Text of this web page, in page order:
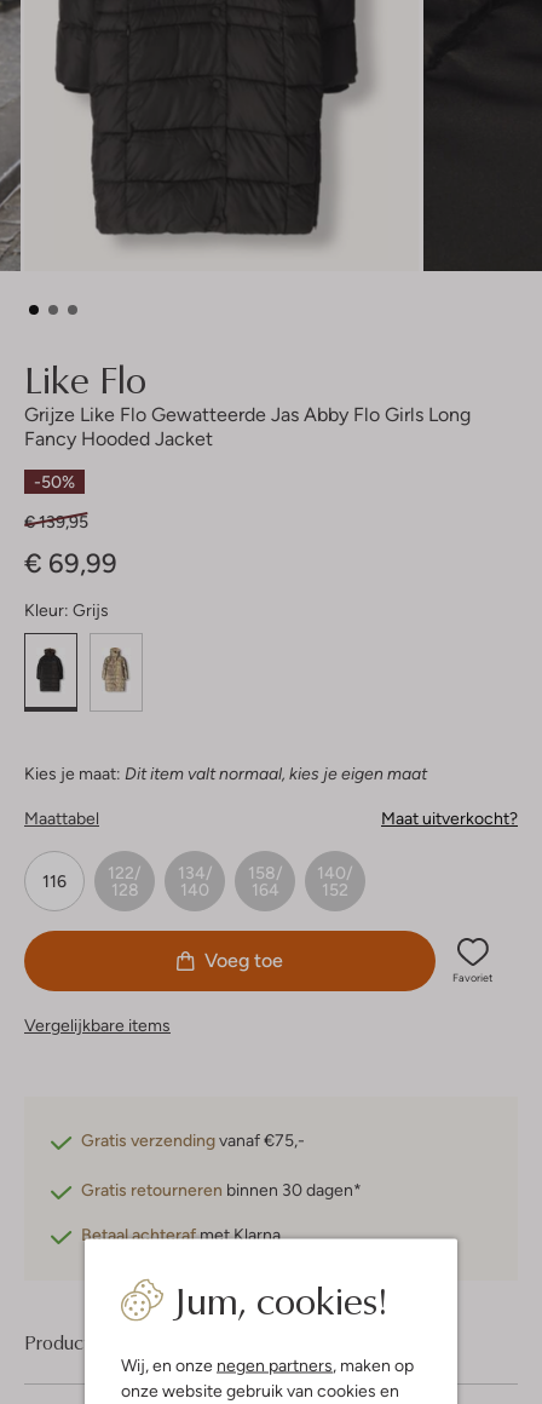
Jum, cookies!
Wij, en onze negen partners, maken op
onze website gebruik van cookies en
Like Flo
Grijze Like Flo Gewatteerde Jas Abby Flo Girls Long
Fancy Hooded Jacket
-50%
€ 139,95
€ 69,99
Kleur: Grijs
Kies je maat: Dit item valt normaal, kies je eigen maat
Maattabel Maat uitverkocht?
116
122/
128
134/
140
158/
164
140/
152
Voeg toe
Favoriet
Vergelijkbare items
Gratis verzendingvanaf €75,-
Gratis retourneren binnen 30 dagen*
Betaal achterafmet Klarna
Product informatie